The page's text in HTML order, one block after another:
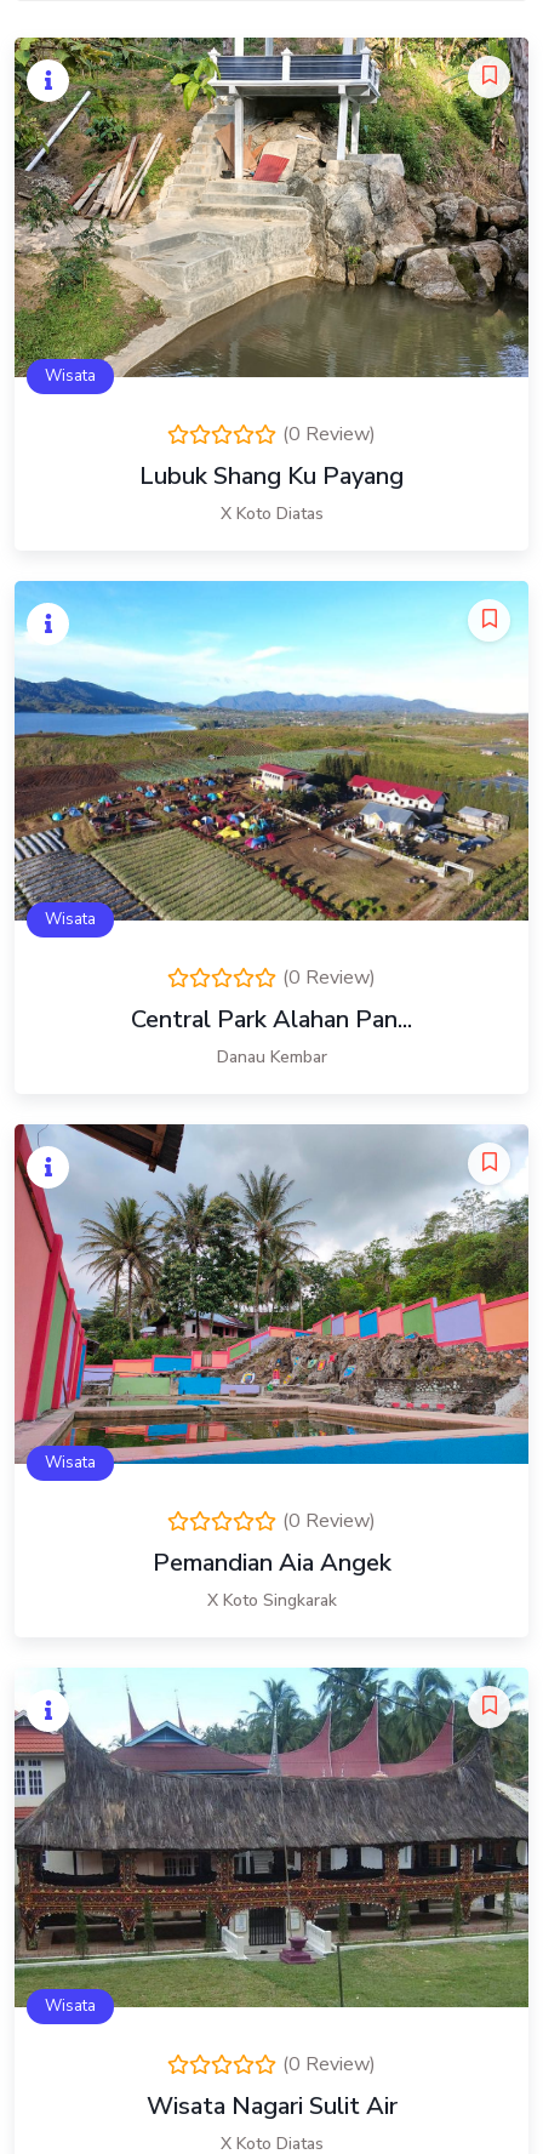
Wisata
(0 Review)
Lubuk Shang Ku Payang
X Koto Diatas
Wisata
(0 Review)
Central Park Alahan Pan...
Danau Kembar
Wisata
(0 Review)
Pemandian Aia Angek
X Koto Singkarak
Wisata
(0 Review)
Wisata Nagari Sulit Air
X Koto Diatas